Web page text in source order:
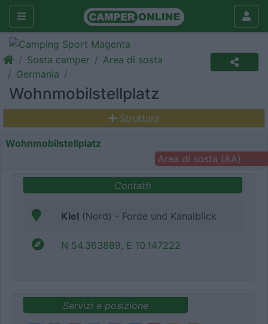
Sosta camper
Area di sosta
Germania
Wohnmobilstellplatz
Struttura
Wohnmobilstellplatz
Area di sosta (AA)
Contatti
Kiel (Nord) - Forde und Kanalblick
N 54.363889, E 10.147222
Servizi e posizione